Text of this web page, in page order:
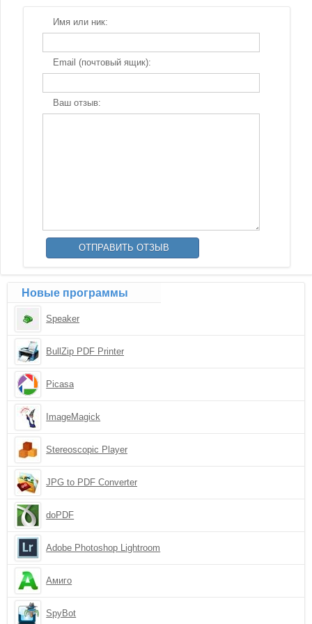
Имя или ник:
Email (почтовый ящик):
Ваш отзыв:
Новые программы
Speaker
BullZip PDF Printer
Picasa
ImageMagick
Stereoscopic Player
JPG to PDF Converter
doPDF
Adobe Photoshop Lightroom
Амиго
SpyBot